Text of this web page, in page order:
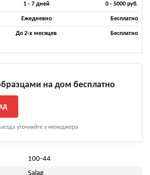
1 - 7 дней 0 - 5000 руб.
Ежедневно Бесплатно
До 2-х месяцев Бесплатно
на дом бесплатно
уточняйте у менеджера
100-44
Salag